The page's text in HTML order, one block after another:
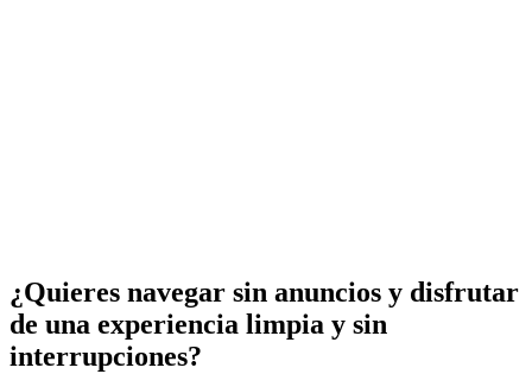
¿Quieres navegar sin anuncios y disfrutar
de una experiencia limpia y sin
interrupciones?